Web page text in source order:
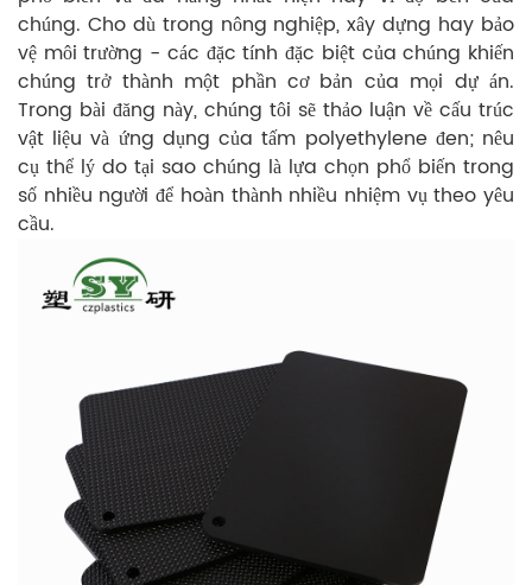
chúng. Cho dù trong nông nghiệp, xây dựng hay bảo
vệ môi trường - các đặc tính đặc biệt của chúng khiến
chúng trở thành một phần cơ bản của mọi dự án.
Trong bài đăng này, chúng tôi sẽ thảo luận về cấu trúc
vật liệu và ứng dụng của tấm polyethylene đen; nêu
cụ thể lý do tại sao chúng là lựa chọn phổ biến trong
số nhiều người để hoàn thành nhiều nhiệm vụ theo yêu
cầu.